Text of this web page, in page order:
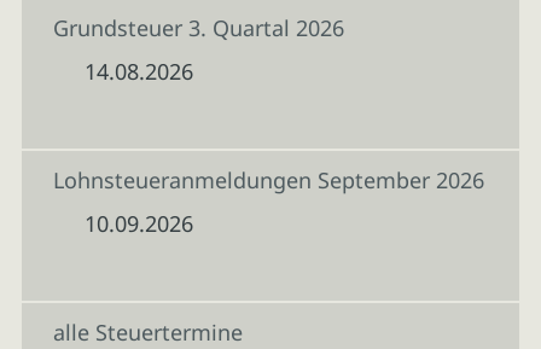
Grundsteuer 3. Quartal 2026
14.08.2026
Lohnsteueranmeldungen September 2026
10.09.2026
alle Steuertermine